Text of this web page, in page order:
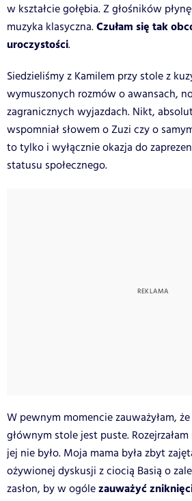
w kształcie gołębia. Z głośników
muzyka klasyczna.Czułam się tak
uroczystości.
Siedzieliśmy z Kamilem przy stole z
wymuszonych rozmów o awansach,
zagranicznych wyjazdach. Nikt,
wspomniał słowem o Zuzi czy o
to tylko i wyłącznie okazja do
statusu społecznego.
W pewnym momencie zauważyłam,
głównym stole jest puste.
jej nie było. Moja mama była zbyt
ożywionej dyskusji z ciocią Basią o
zasłon, by w ogólezauważyć